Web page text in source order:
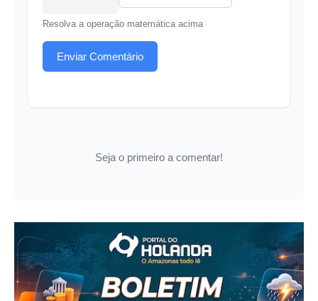
Resolva a operação matemática acima
Enviar Comentário
Seja o primeiro a comentar!